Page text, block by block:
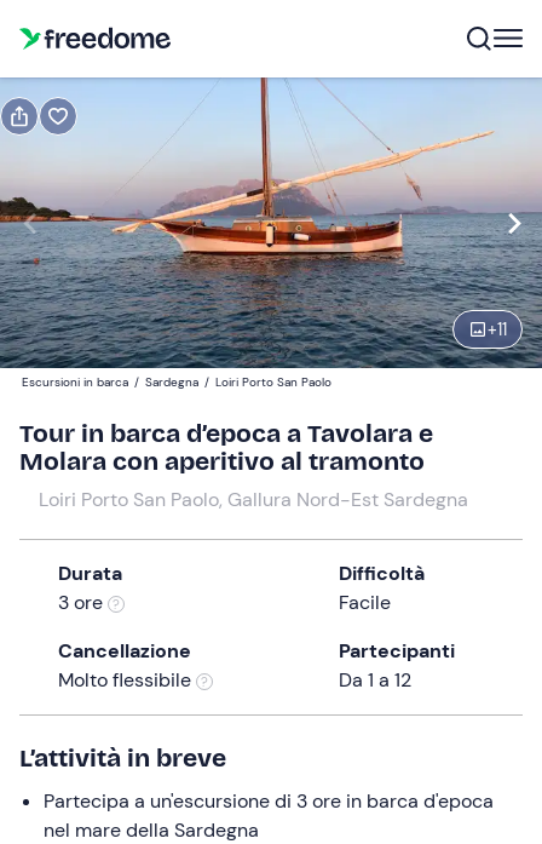
+11
Navigate
forward
to
interact
with
the
and
select
date.
Press
question
get
the
keyboard
shortcuts
18:30 Modifica
Partecipanti
95 €
1
Escursioni in barca / Sardegna / Loiri Porto San Paolo
Tour in barca d’epoca a Tavolara e
Molara con aperitivo al tramonto
Loiri Porto San Paolo, Gallura Nord-Est Sardegna
Durata
3 ore
Difficoltà
Facile
Cancellazione
Molto flessibile
Partecipanti
Da 1 a 12
L’attività in breve
Partecipa a un'escursione di 3 ore in barca d'epoca
nel mare della Sardegna